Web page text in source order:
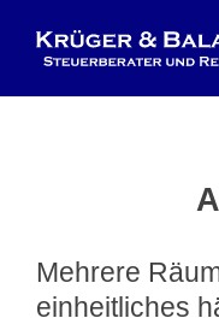
Mehrere
einheitliches